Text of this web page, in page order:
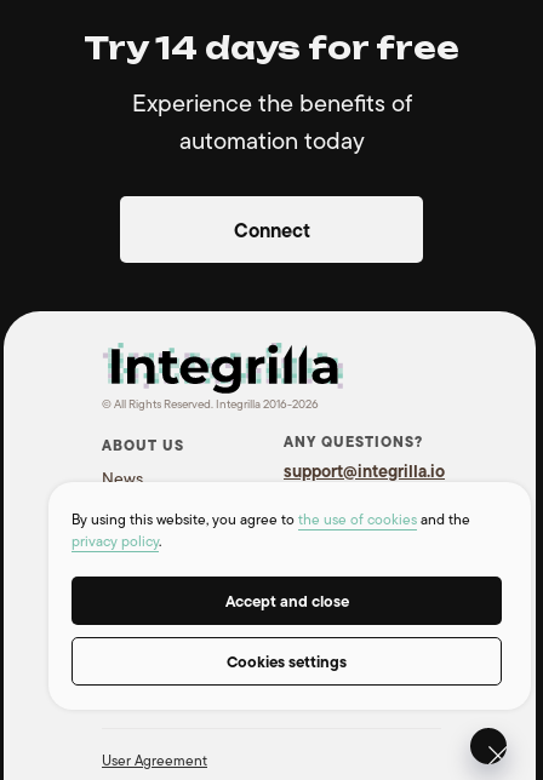
By using this website, you agree tothe use of cookiesand the
privacy policy.
Accept and close
Cookies settings
ANY QUESTIONS?
support@integrilla.io
WhatsApp
INFORMATION
API for developers
ABOUT US
News
Contacts
© All Rights Reserved. Integrilla 2016-2026
User Agreement
Experience the benefits of
automation today
Try 14 days for free
Connect